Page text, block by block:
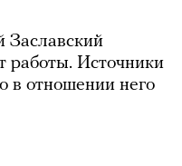
Заславский
работы. Источники
в отношении него